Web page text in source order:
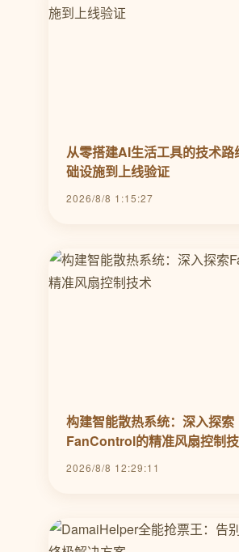
从零搭建AI生活工具的技术路
础设施到上线验证
2026/8/8 1:15:27
构建智能散热系统：深入探索
FanControl的精准风扇控制
2026/8/8 12:29:11